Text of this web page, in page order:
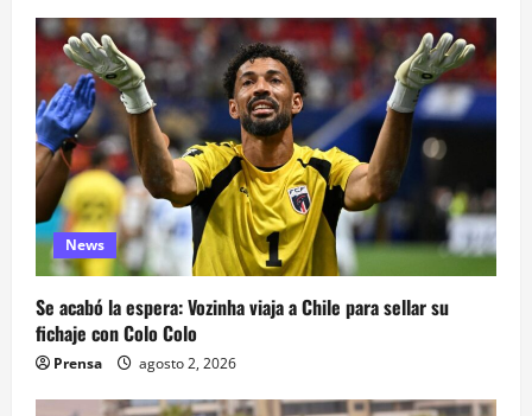
News
Se acabó la espera: Vozinha viaja a Chile para sellar su
fichaje con Colo Colo
Prensa agosto 2, 2026